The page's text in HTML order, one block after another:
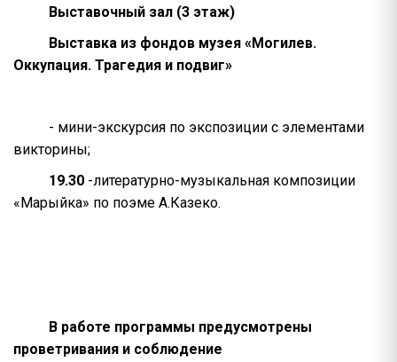
Выставочный зал (3 этаж)
Выставка из фондов музея «Могилев.
Оккупация. Трагедия и подвиг»
- мини-экскурсия по экспозиции с элементами
викторины;
19.30 -литературно-музыкальная композиции
«Марыйка» по поэме А.Казеко.
В работе программы предусмотрены
проветривания и соблюдение